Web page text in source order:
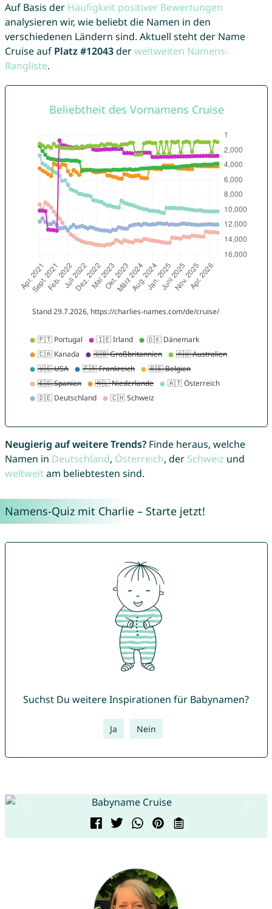
Auf Basis der Häufigkeit positiver Bewertungen
analysieren wir, wie beliebt die Namen in den
verschiedenen Ländern sind. Aktuell steht der Name
Cruise auf Platz #12043derweltweiten Namens-
Rangliste.
Neugierig auf weitere Trends?Finde heraus, welche
Namen in Deutschland, Österreich, der Schweiz und
weltweitam beliebtesten sind.
Namens-Quiz mit Charlie – Starte jetzt!
Suchst Du weitere Inspirationen für Babynamen?
Ja Nein